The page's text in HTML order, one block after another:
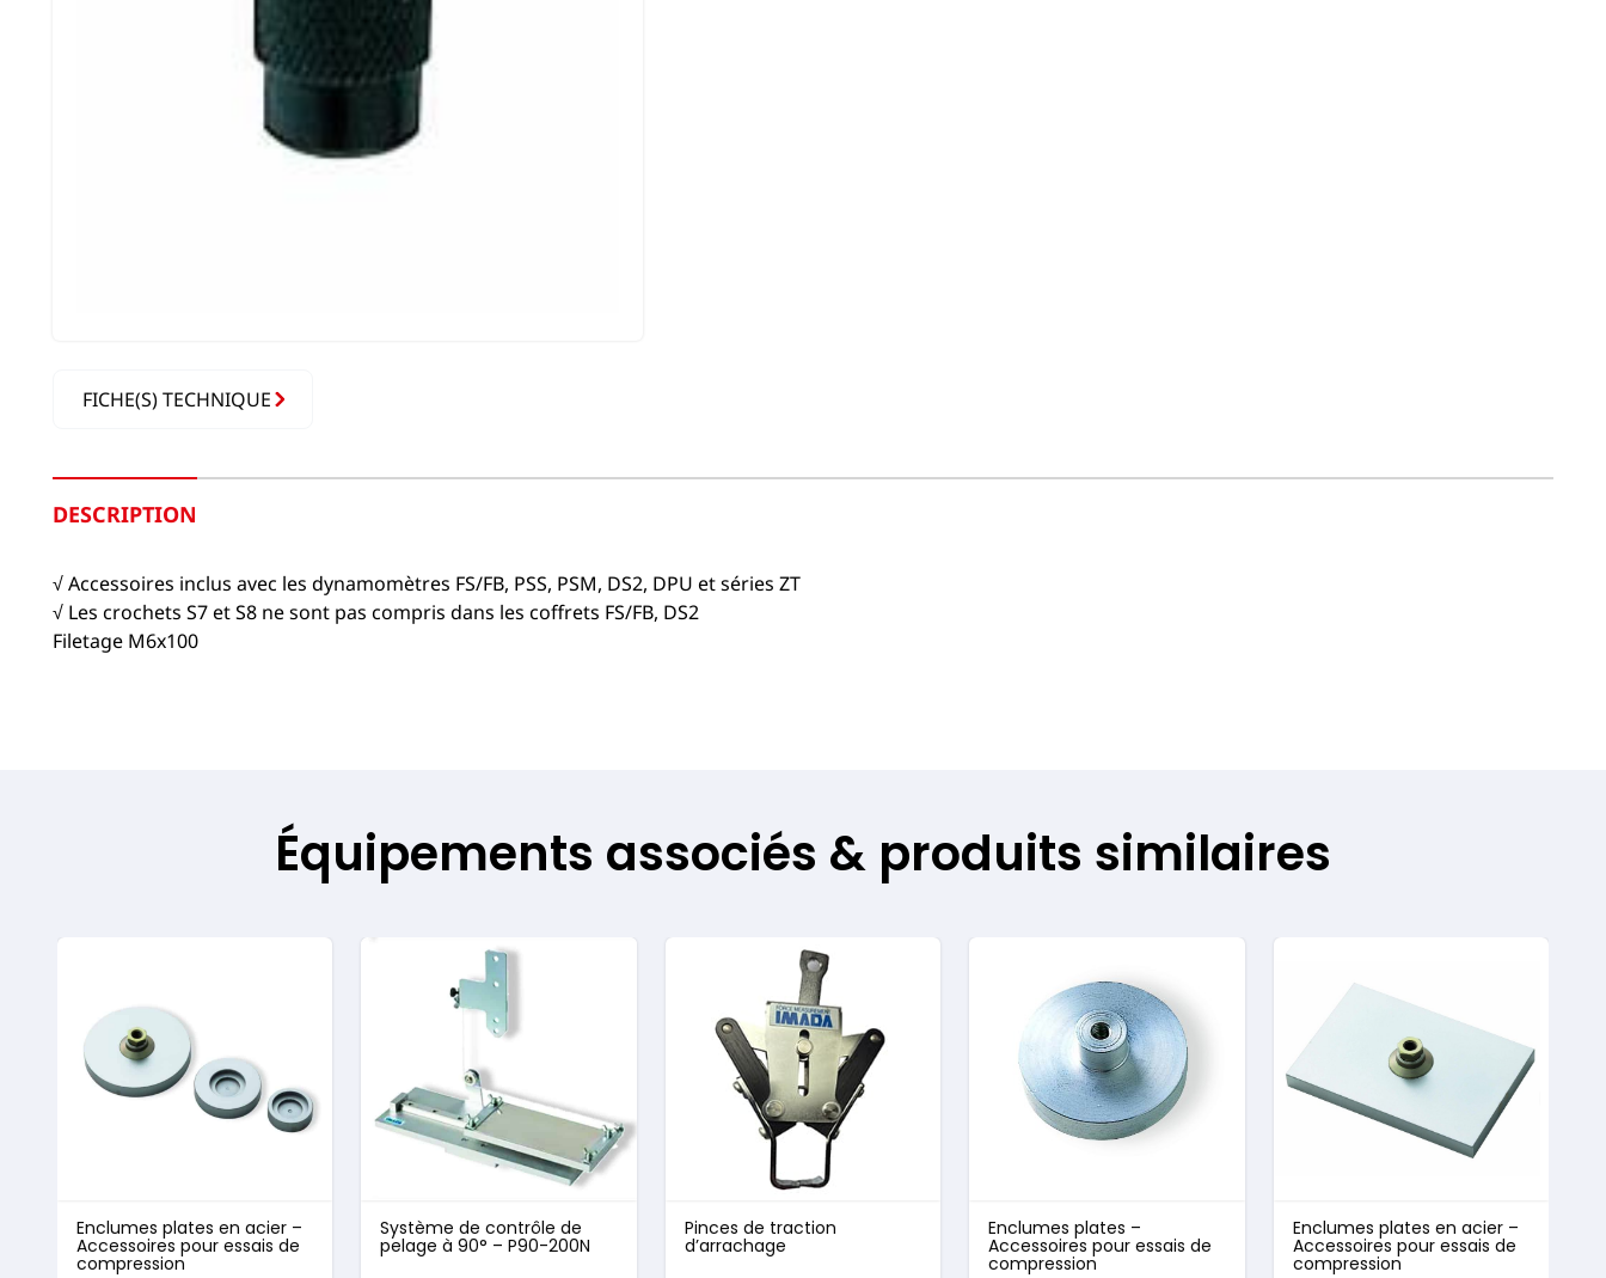
FICHE(S) TECHNIQUE
DESCRIPTION
√ Accessoires inclus avec les dynamomètres FS/FB, PSS, PSM, DS2, DPU et séries ZT
√ Les crochets S7 et S8 ne sont pas compris dans les coffrets FS/FB, DS2
Filetage M6x100
Équipements associés & produits similaires
Enclumes plates en acier –
Accessoires pour essais de
compression
Système de contrôle de
pelage à 90° – P90-200N
Pinces de traction
d’arrachage
Enclumes plates –
Accessoires pour essais de
compression
Enclumes plates en acier –
Accessoires pour essais de
compression